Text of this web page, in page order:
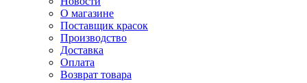
О магазине
Поставщик красок
Производство
Доставка
Оплата
Возврат товара